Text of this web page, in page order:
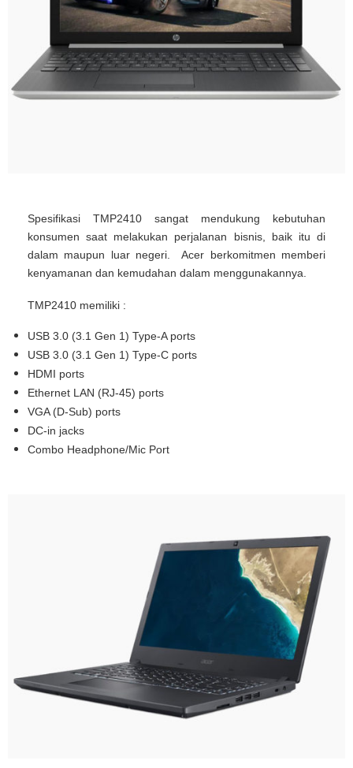
Spesifikasi TMP2410 sangat mendukung kebutuhan
konsumen saat melakukan perjalanan bisnis, baik itu di
dalam maupun luar negeri. Acer berkomitmen memberi
kenyamanan dan kemudahan dalam menggunakannya.
TMP2410 memiliki :
USB 3.0 (3.1 Gen 1) Type-A ports
USB 3.0 (3.1 Gen 1) Type-C ports
HDMI ports
Ethernet LAN (RJ-45) ports
VGA (D-Sub) ports
DC-in jacks
Combo Headphone/Mic Port